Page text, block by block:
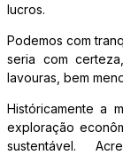
lucros.
Podemos com
seria com
lavouras, bem
Históricamente a
exploração
sustentável.